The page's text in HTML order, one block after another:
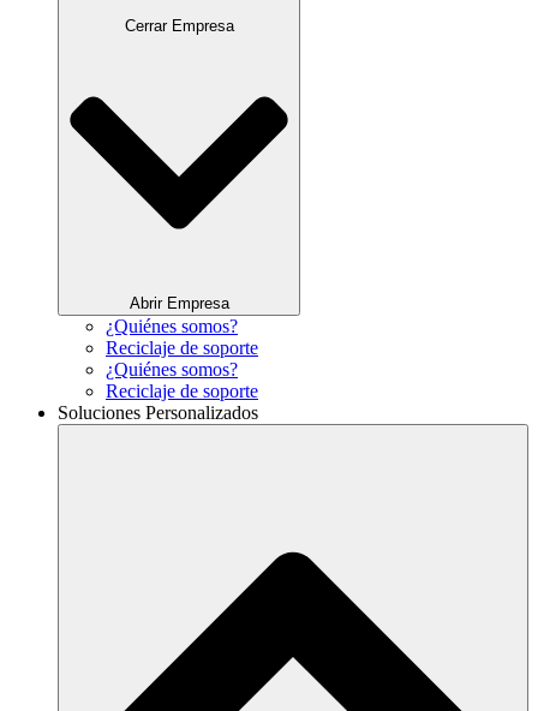
Cerrar Empresa
Abrir Empresa
¿Quiénes somos?
Reciclaje de soporte
¿Quiénes somos?
Reciclaje de soporte
Soluciones Personalizados